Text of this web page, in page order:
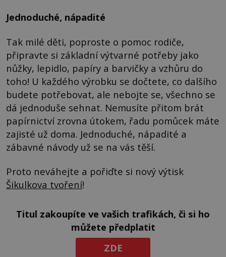
Jednoduché, nápadité
Tak milé děti, poproste o pomoc rodiče,
připravte si základní výtvarné potřeby jako
nůžky, lepidlo, papíry a barvičky a vzhůru do
toho! U každého výrobku se dočtete, co dalšího
budete potřebovat, ale nebojte se, všechno se
dá jednoduše sehnat. Nemusíte přitom brát
papírnictví zrovna útokem, řadu pomůcek máte
zajisté už doma. Jednoduché, nápadité a
zábavné návody už se na vás těší.
Proto neváhejte a pořiďte si nový výtisk
Šikulkova tvoření!
Titul zakoupíte ve vašich trafikách, či si ho
můžete předplatit
ZDE